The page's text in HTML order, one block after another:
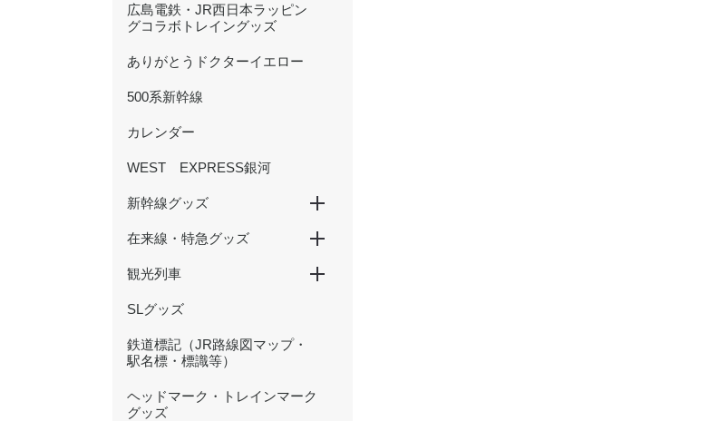
広島電鉄・JR西日本ラッピン
グコラボトレイングッズ
ありがとうドクターイエロー
500系新幹線
カレンダー
WEST EXPRESS銀河
新幹線グッズ
山陽新幹線
北陸新幹線
500 TYPE EVA
在来線・特急グッズ
国鉄型列車
201系
大阪環状線
新快速
特急くろしお
特急まほろば(安寧・悠久)
特急やくも（381・273系
かにカニエクスプレス
トワイライトエクスプレス
北陸本線（サンダーバード・
観光列車
SAKU美SAKU楽
あめつち
はなあかり
SLグッズ
鉄道標記（JR路線図マップ・
駅名標・標識等）
ヘッドマーク・トレインマーク
グッズ